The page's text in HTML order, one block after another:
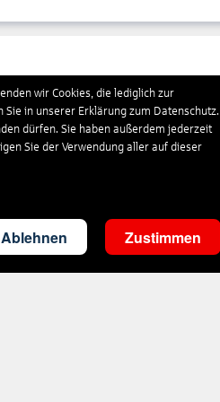
wir Cookies, die lediglich zur
in unserer Erklärung zum Datenschutz.
dürfen. Sie haben außerdem jederzeit
Sie der Verwendung aller auf dieser
Ablehnen Zustimmen